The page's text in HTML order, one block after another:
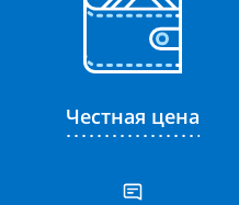
Честная цена